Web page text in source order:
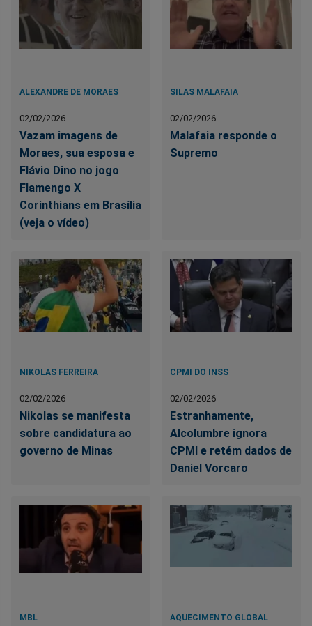
ALEXANDRE DE MORAES
02/02/2026
Vazam imagens de
Moraes, sua esposa e
Flávio Dino no jogo
Flamengo X
Corinthians em Brasília
(veja o vídeo)
SILAS MALAFAIA
02/02/2026
Malafaia responde o
Supremo
NIKOLAS FERREIRA
02/02/2026
Nikolas se manifesta
sobre candidatura ao
governo de Minas
CPMI DO INSS
02/02/2026
Estranhamente,
Alcolumbre ignora
CPMI e retém dados de
Daniel Vorcaro
MBL AQUECIMENTO GLOBAL